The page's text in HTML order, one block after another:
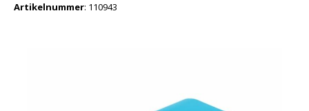
Artikelnummer: 110943